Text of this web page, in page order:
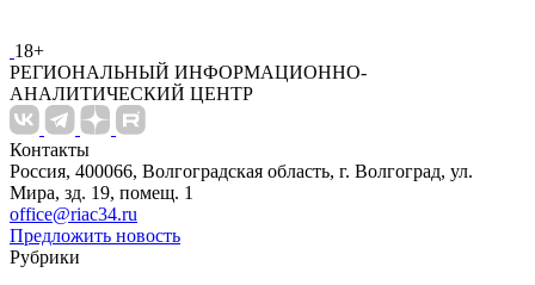
18+
РЕГИОНАЛЬНЫЙ ИНФОРМАЦИОННО-
АНАЛИТИЧЕСКИЙ ЦЕНТР
Контакты
Россия, 400066, Волгоградская область, г. Волгоград, ул.
Мира, зд. 19, помещ. 1
office@riac34.ru
Предложить новость
Рубрики